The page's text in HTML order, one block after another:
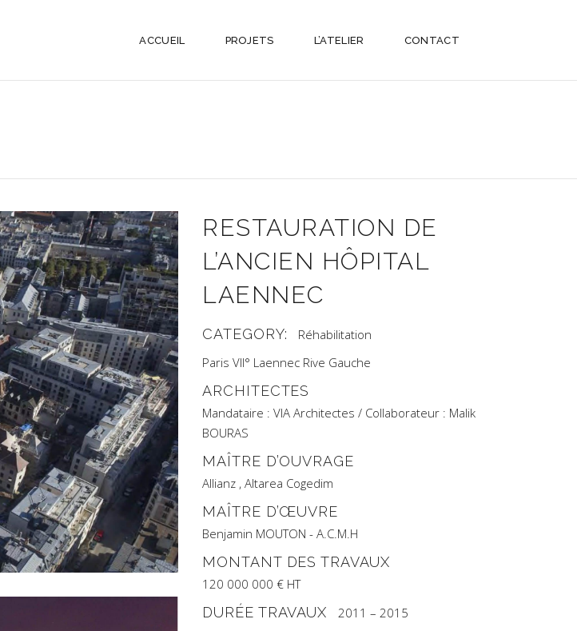
ACCUEIL PROJETS L’ATELIER CONTACT
RESTAURATION DE
L’ANCIEN HÔPITAL
LAENNEC
CATEGORY:
Réhabilitation
Paris VII° Laennec Rive Gauche
ARCHITECTES
Mandataire : VIA Architectes / Collaborateur : Malik
BOURAS
MAÎTRE D’OUVRAGE
Allianz , Altarea Cogedim
MAÎTRE D’ŒUVRE
Benjamin MOUTON - A.C.M.H
MONTANT DES TRAVAUX
120 000 000 € HT
DURÉE TRAVAUX 2011 – 2015